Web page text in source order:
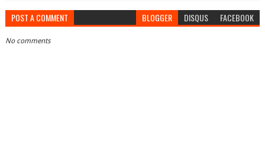
POST A COMMENT BLOGGER DISQUS FACEBOOK
No comments